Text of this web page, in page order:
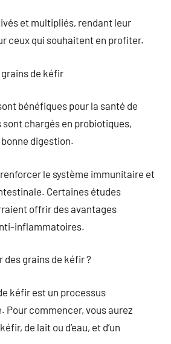
et multipliés, rendant leur
ceux qui souhaitent en profiter.
de kéfir
bénéfiques pour la santé de
chargés en probiotiques,
digestion.
le système immunitaire et
Certaines études
offrir des avantages
inflammatoires.
grains de kéfir ?
kéfir est un processus
Pour commencer, vous aurez
de lait ou d’eau, et d’un